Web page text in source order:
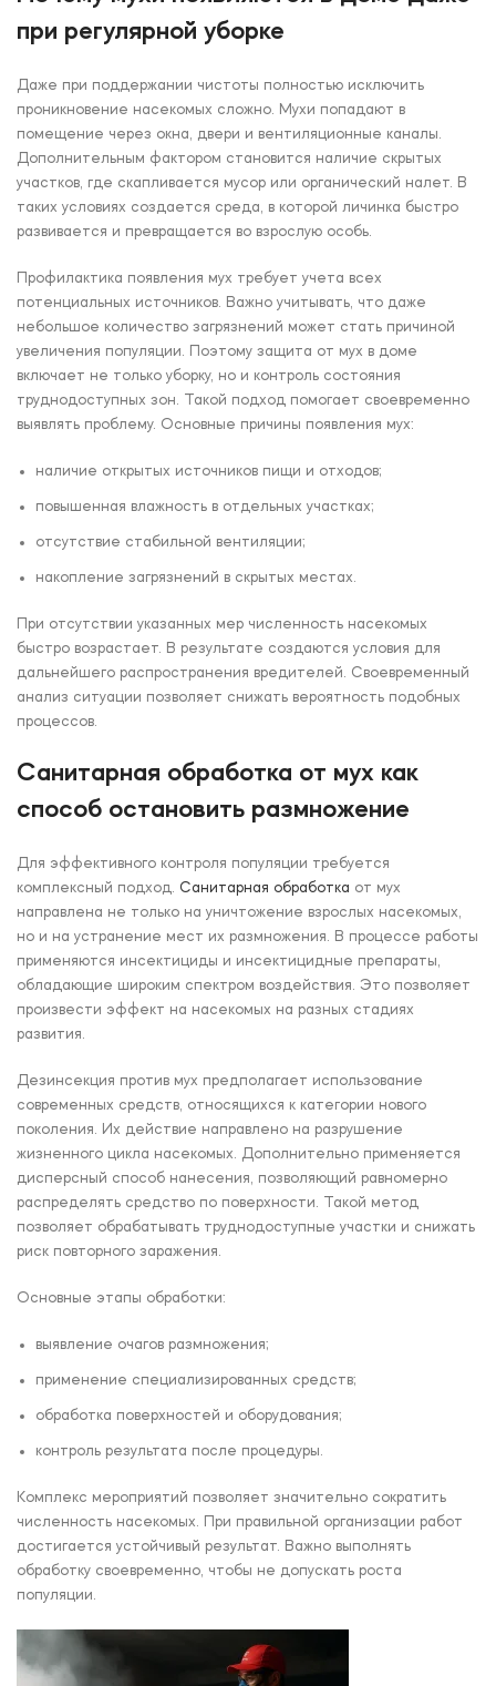
при регулярной уборке
Даже при поддержании чистоты полностью исключить
проникновение насекомых сложно. Мухи попадают в
помещение через окна, двери и вентиляционные каналы.
Дополнительным фактором становится наличие скрытых
участков, где скапливается мусор или органический налет. В
таких условиях создается среда, в которой личинка быстро
развивается и превращается во взрослую особь.
Профилактика появления мух требует учета всех
потенциальных источников. Важно учитывать, что даже
небольшое количество загрязнений может стать причиной
увеличения популяции. Поэтому защита от мух в доме
включает не только уборку, но и контроль состояния
труднодоступных зон. Такой подход помогает своевременно
выявлять проблему. Основные причины появления мух:
наличие открытых источников пищи и отходов;
повышенная влажность в отдельных участках;
отсутствие стабильной вентиляции;
накопление загрязнений в скрытых местах.
При отсутствии указанных мер численность насекомых
быстро возрастает. В результате создаются условия для
дальнейшего распространения вредителей. Своевременный
анализ ситуации позволяет снижать вероятность подобных
процессов.
Санитарная обработка от мух как
способ остановить размножение
Для эффективного контроля популяции требуется
комплексный подход. Санитарная обработка от мух
направлена не только на уничтожение взрослых насекомых,
но и на устранение мест их размножения. В процессе работы
применяются инсектициды и инсектицидные препараты,
обладающие широким спектром воздействия. Это позволяет
произвести эффект на насекомых на разных стадиях
развития.
Дезинсекция против мух предполагает использование
современных средств, относящихся к категории нового
поколения. Их действие направлено на разрушение
жизненного цикла насекомых. Дополнительно применяется
дисперсный способ нанесения, позволяющий равномерно
распределять средство по поверхности. Такой метод
позволяет обрабатывать труднодоступные участки и снижать
риск повторного заражения.
Основные этапы обработки:
выявление очагов размножения;
применение специализированных средств;
обработка поверхностей и оборудования;
контроль результата после процедуры.
Комплекс мероприятий позволяет значительно сократить
численность насекомых. При правильной организации работ
достигается устойчивый результат. Важно выполнять
обработку своевременно, чтобы не допускать роста
популяции.